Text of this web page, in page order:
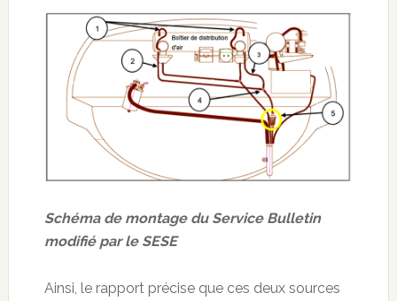
Schéma de montage du Service Bulletin
modifié par le SESE
Ainsi, le rapport précise que ces deux sources